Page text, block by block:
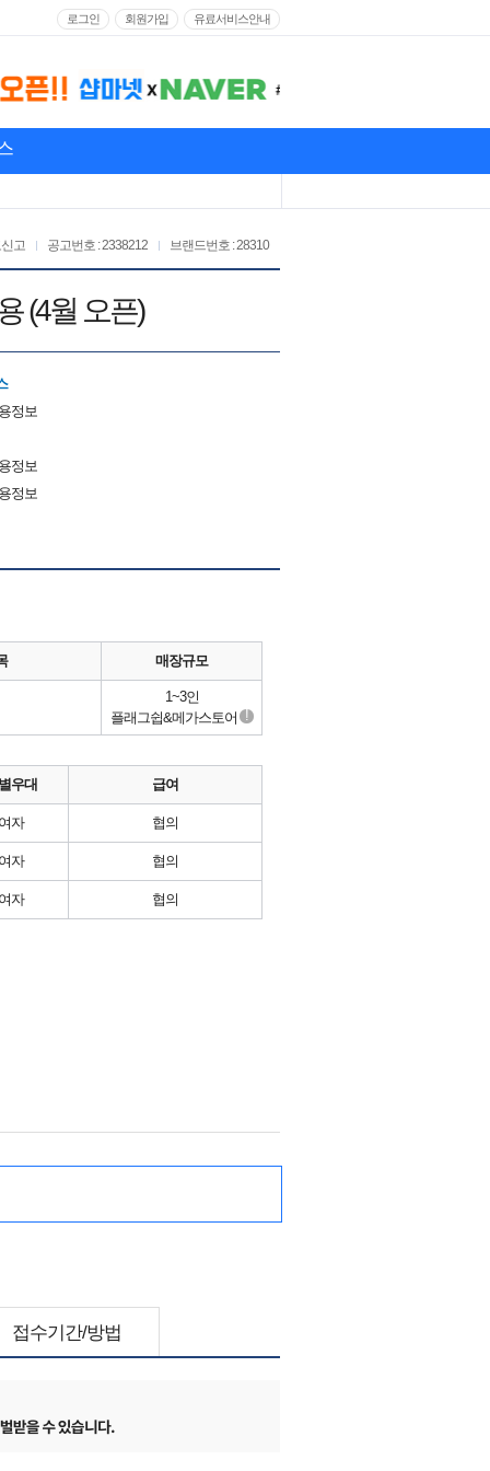
로그인 회원가입 유료서비스안내
브랜드번호 : 28310
공고번호 : 2338212
고
(4월 오픈)
정보
정보
정보
매장규모
1~3인
플래그쉽&메가스토어 !
우대 급여
자 협의
자 협의
자 협의
접수기간/방법